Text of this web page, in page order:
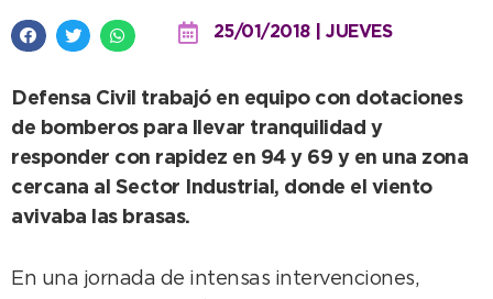
25/01/2018 | JUEVES
Defensa Civil trabajó en equipo con dotaciones
de bomberos para llevar tranquilidad y
responder con rapidez en 94 y 69 y en una zona
cercana al Sector Industrial, donde el viento
avivaba las brasas.
En una jornada de intensas intervenciones,